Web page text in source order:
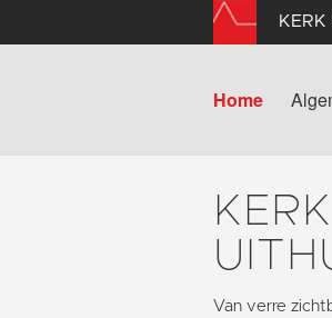
KERK
Home
KERK
Van verre